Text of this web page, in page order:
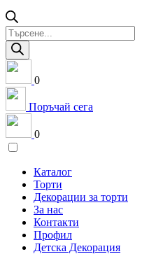
Products
search
0
Поръчай сега
0
Каталог
Торти
Декорации за торти
За нас
Контакти
Профил
Детска Декорация